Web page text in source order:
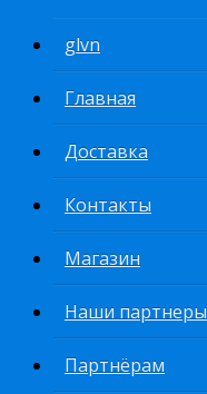
glvn
Главная
Доставка
Контакты
Магазин
Наши партнеры
Партнёрам